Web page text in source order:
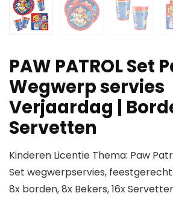
PAW PATROL Set
Wegwerp servies
Verjaardag |
Servetten
Kinderen Licentie Thema: Paw
Set wegwerpservies,
8x borden, 8x Bekers, 16x